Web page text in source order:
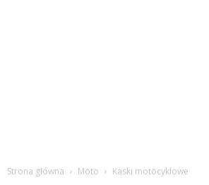
Strona główna Moto Kaski motocyklowe